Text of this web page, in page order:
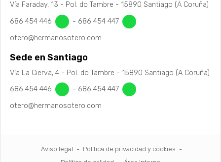
Vía Faraday, 13 - Pol. do Tambre - 15890 Santiago (A Coruña)
686 454 446
- 686 454 447
otero@hermanosotero.com
Sede en Santiago
Vía La Cierva, 4 - Pol. do Tambre - 15890 Santiago (A Coruña)
686 454 446
- 686 454 447
otero@hermanosotero.com
Aviso legal - Política de privacidad y cookies -